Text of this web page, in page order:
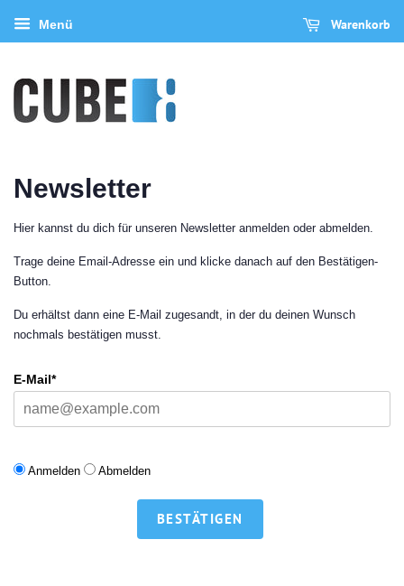
Menü Warenkorb
Newsletter
Hier kannst du dich für unseren Newsletter anmelden oder abmelden.
Trage deine Email-Adresse ein und klicke danach auf den Bestätigen-
Button.
Du erhältst dann eine E-Mail zugesandt, in der du deinen Wunsch
nochmals bestätigen musst.
E-Mail*
Anmelden Abmelden
BESTÄTIGEN